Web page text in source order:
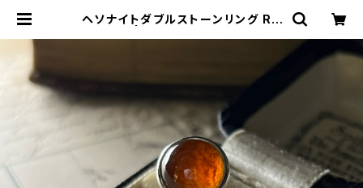
ヘソナイトダブルストーンリング RG